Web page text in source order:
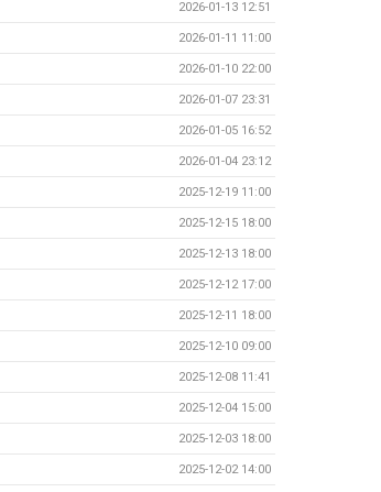
2026-01-13 12:51
2026-01-11 11:00
2026-01-10 22:00
2026-01-07 23:31
2026-01-05 16:52
2026-01-04 23:12
2025-12-19 11:00
2025-12-15 18:00
2025-12-13 18:00
2025-12-12 17:00
2025-12-11 18:00
2025-12-10 09:00
2025-12-08 11:41
2025-12-04 15:00
2025-12-03 18:00
2025-12-02 14:00